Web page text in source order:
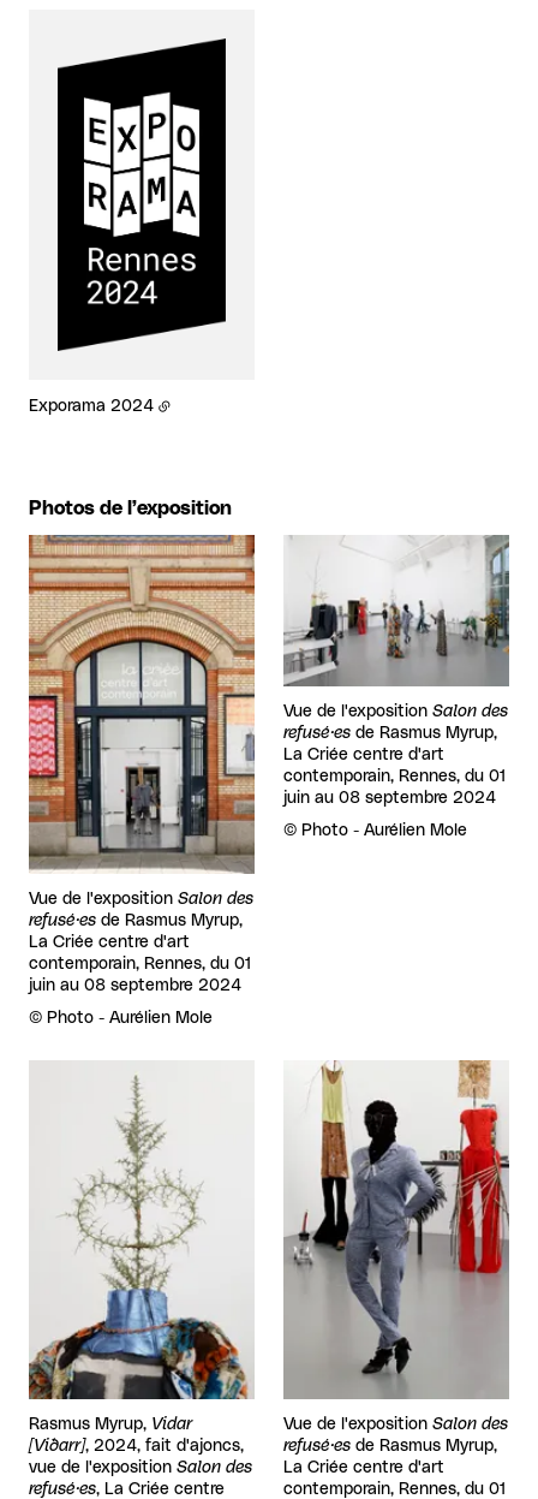
Exporama 2024
Photos de l’exposition
Agrandir
Vue de l'exposition Salon des
refusé·es de Rasmus Myrup,
La Criée centre d'art
contemporain, Rennes, du 01
juin au 08 septembre 2024
Droits réservés :
© Photo - Aurélien Mole
Agrandir
Vue de l'exposition Salon des
refusé·es de Rasmus Myrup,
La Criée centre d'art
contemporain, Rennes, du 01
juin au 08 septembre 2024
Droits réservés :
© Photo - Aurélien Mole
Rasmus Myrup, Vidar
[Viðarr], 2024, fait d'ajoncs,
vue de l'exposition Salon des
refusé·es, La Criée centre
Agrandir
Vue de l'exposition Salon des
refusé·es de Rasmus Myrup,
La Criée centre d'art
contemporain, Rennes, du 01